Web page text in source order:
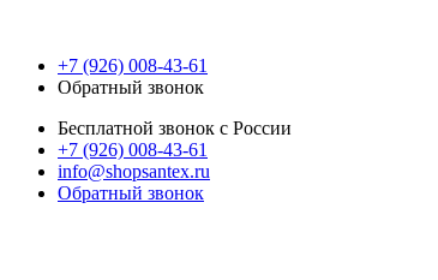
+7 (926) 008-43-61
Обратный звонок
Бесплатной звонок с России
+7 (926) 008-43-61
info@shopsantex.ru
Обратный звонок